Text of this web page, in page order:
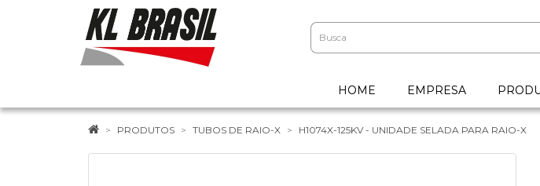
HOME EMPRESA
PRODUTOS TUBOS DE RAIO-X H1074X-125KV - UNIDADE SELADA PARA RAIO-X